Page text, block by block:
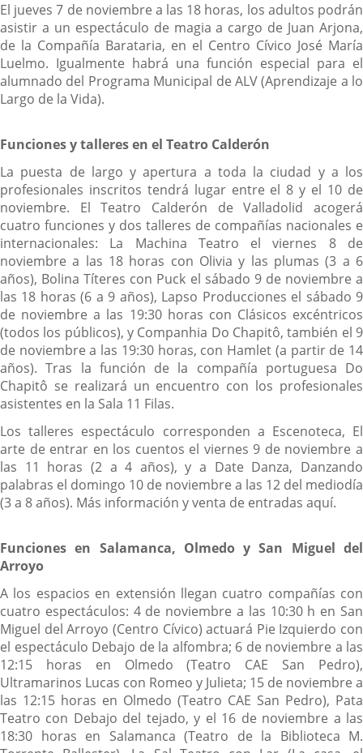
El jueves 7 de noviembre a las 18 horas, los adultos podrán
asistir a un espectáculo de magia a cargo de Juan Arjona,
de la Compañía Barataria, en el Centro Cívico José María
Luelmo. Igualmente habrá una función especial para el
alumnado del Programa Municipal de ALV (Aprendizaje a lo
Largo de la Vida).
Funciones y talleres en el Teatro Calderón
La puesta de largo y apertura a toda la ciudad y a los
profesionales inscritos tendrá lugar entre el 8 y el 10 de
noviembre. El Teatro Calderón de Valladolid acogerá
cuatro funciones y dos talleres de compañías nacionales e
internacionales: La Machina Teatro el viernes 8 de
noviembre a las 18 horas con Olivia y las plumas (3 a 6
años), Bolina Títeres con Puck el sábado 9 de noviembre a
las 18 horas (6 a 9 años), Lapso Producciones el sábado 9
de noviembre a las 19:30 horas con Clásicos excéntricos
(todos los públicos), y Companhia Do Chapitô, también el 9
de noviembre a las 19:30 horas, con Hamlet (a partir de 14
años). Tras la función de la compañía portuguesa Do
Chapitô se realizará un encuentro con los profesionales
asistentes en la Sala 11 Filas.
Los talleres espectáculo corresponden a Escenoteca, El
arte de entrar en los cuentos el viernes 9 de noviembre a
las 11 horas (2 a 4 años), y a Date Danza, Danzando
palabras el domingo 10 de noviembre a las 12 del mediodía
(3 a 8 años). Más información y venta de entradas aquí.
Funciones en Salamanca, Olmedo y San Miguel del
Arroyo
A los espacios en extensión llegan cuatro compañías con
cuatro espectáculos: 4 de noviembre a las 10:30 h en San
Miguel del Arroyo (Centro Cívico) actuará Pie Izquierdo con
el espectáculo Debajo de la alfombra; 6 de noviembre a las
12:15 horas en Olmedo (Teatro CAE San Pedro),
Ultramarinos Lucas con Romeo y Julieta; 15 de noviembre a
las 12:15 horas en Olmedo (Teatro CAE San Pedro), Pata
Teatro con Debajo del tejado, y el 16 de noviembre a las
18:30 horas en Salamanca (Teatro de la Biblioteca M.